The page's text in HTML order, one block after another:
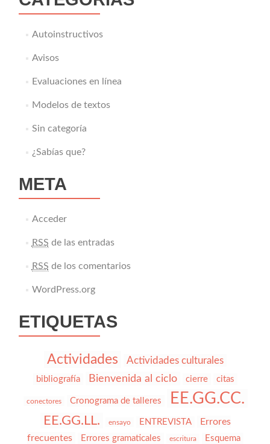
Autoinstructivos
Avisos
Evaluaciones en línea
Modelos de textos
Sin categoría
¿Sabías que?
META
Acceder
RSS de las entradas
RSS de los comentarios
WordPress.org
ETIQUETAS
Actividades Actividades culturales
bibliografía Bienvenida al ciclo cierre citas
conectores Cronograma de talleres EE.GG.CC.
EE.GG.LL. ensayo ENTREVISTA
Errores
frecuentes
Errores gramaticales escritura Esquema